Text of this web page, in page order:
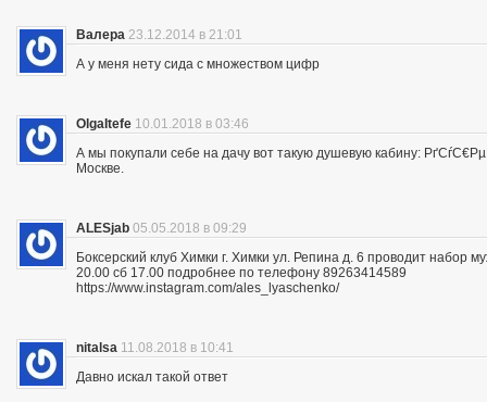
Валера 23.12.2014 в 21:01
А у меня нету сида с множеством цифр
OlgaItefe 10.01.2018 в 03:46
А мы покупали себе на дачу вот такую душевую кабину:
Москве.
ALESjab 05.05.2018 в 09:29
Боксерский клуб Химки г. Химки ул. Репина д. 6 проводит набор
20.00 сб 17.00 подробнее по телефону 89263414589
https://www.instagram.com/ales_lyaschenko/
nitalsa 11.08.2018 в 10:41
Давно искал такой ответ